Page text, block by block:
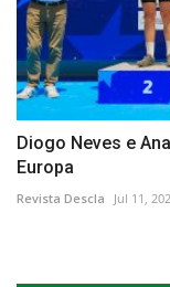
Diogo Neves e
Europa
Revista Descla Jul 11,